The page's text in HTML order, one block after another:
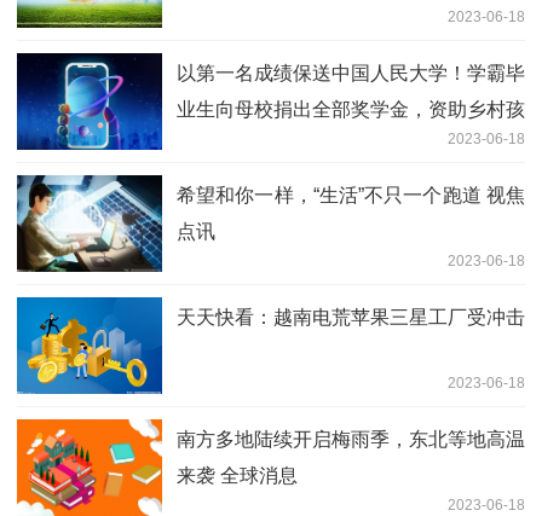
2023-06-18
以第一名成绩保送中国人民大学！学霸毕
业生向母校捐出全部奖学金，资助乡村孩
2023-06-18
希望和你一样，“生活”不只一个跑道 视焦
点讯
2023-06-18
天天快看：越南电荒苹果三星工厂受冲击
2023-06-18
南方多地陆续开启梅雨季，东北等地高温
来袭 全球消息
2023-06-18